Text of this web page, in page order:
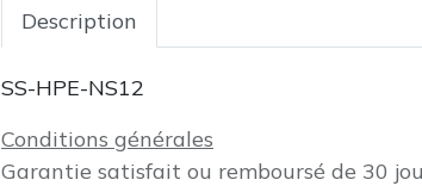
Description
SS-HPE-NS12
Conditions générales
Garantie satisfait ou remboursé de 30